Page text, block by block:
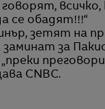
се обадят!!!“
зетят на
за
CNBC.